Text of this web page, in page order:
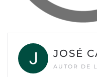
JOSÉ
AUTOR DE